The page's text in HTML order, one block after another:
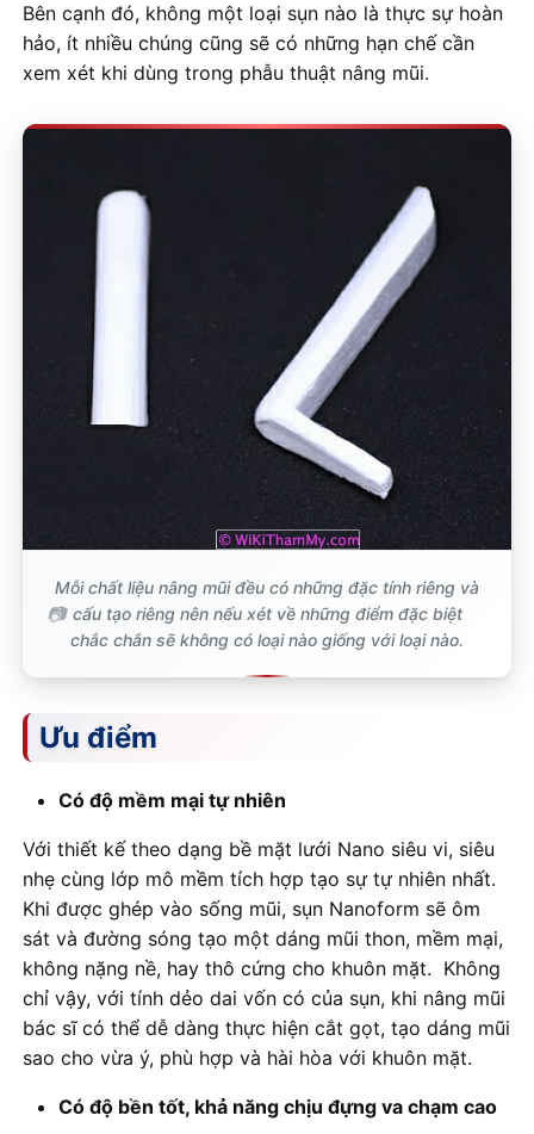
Bên cạnh đó, không một loại sụn nào là thực sự hoàn
hảo, ít nhiều chúng cũng sẽ có những hạn chế cần
xem xét khi dùng trong phẫu thuật nâng mũi.
Mỗi chất liệu nâng mũi đều có những đặc tính riêng và
cấu tạo riêng nên nếu xét về những điểm đặc biệt
chắc chắn sẽ không có loại nào giống với loại nào.
Ưu điểm
Có độ mềm mại tự nhiên
Với thiết kế theo dạng bề mặt lưới Nano siêu vi, siêu
nhẹ cùng lớp mô mềm tích hợp tạo sự tự nhiên nhất.
Khi được ghép vào sống mũi, sụn Nanoform sẽ ôm
sát và đường sóng tạo một dáng mũi thon, mềm mại,
không nặng nề, hay thô cứng cho khuôn mặt. Không
chỉ vậy, với tính dẻo dai vốn có của sụn, khi nâng mũi
bác sĩ có thể dễ dàng thực hiện cắt gọt, tạo dáng mũi
sao cho vừa ý, phù hợp và hài hòa với khuôn mặt.
Có độ bền tốt, khả năng chịu đựng va chạm cao